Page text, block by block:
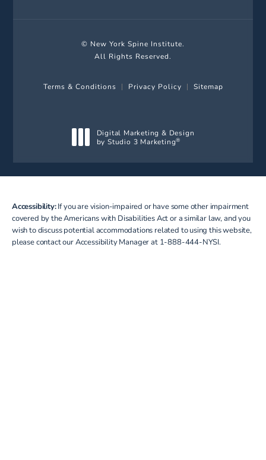
© New York Spine Institute.
All Rights Reserved.
Terms & Conditions Privacy Policy Sitemap
Digital Marketing & Design
by Studio 3 Marketing®
Accessibility:If you are vision-impaired or have some other impairment
covered by the Americans with Disabilities Act or a similar law, and you
wish to discuss potential accommodations related to using this website,
please contact our Accessibility Manager at 1-888-444-NYSI.